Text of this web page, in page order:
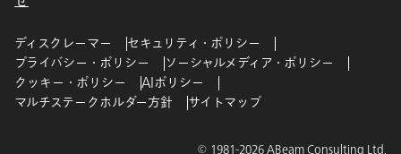
ディスクレーマー
セキュリティ・ポリシー
プライバシー・ポリシー
ソーシャルメディア・ポリシー
クッキー・ポリシー
AIポリシー
マルチステークホルダー方針
サイトマップ
© 1981-2026 ABeam Consulting Ltd.